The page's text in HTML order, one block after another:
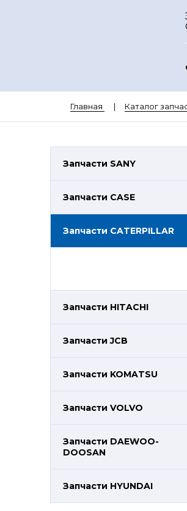
Главная Каталог
Запчасти SANY
Запчасти CASE
Запчасти CATERPILLAR
Запчасти HITACHI
Запчасти JCB
Запчасти KOMATSU
Запчасти VOLVO
Запчасти DAEWOO-
DOOSAN
Запчасти HYUNDAI